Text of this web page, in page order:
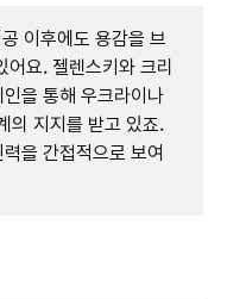
이후에도 용감을 브
요. 젤렌스키와 크리
을 통해 우크라이나
의 지지를 받고 있죠.
을 간접적으로 보여